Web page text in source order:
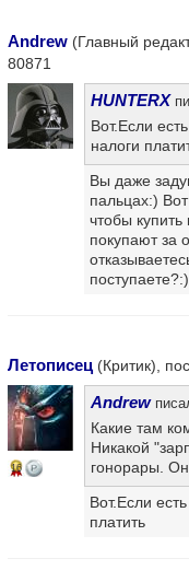
Andrew (Главный
80871
HUNTERX
Вот.Если
налоги
Вы даже
пальцах:)
чтобы
покупают за
поступаете?:)
Летописец (Критик),
16
Andrew
Какие там
Никакой
гонорары.
Вот.Если
платить